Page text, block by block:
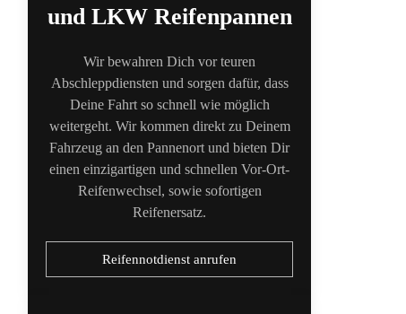
und LKW Reifenpannen
Wir bewahren Dich vor teuren
Abschleppdiensten und sorgen dafür, dass
Deine Fahrt so schnell wie möglich
weitergeht. Wir kommen direkt zu Deinem
Fahrzeug an den Pannenort und bieten Dir
einen einzigartigen und schnellen Vor-Ort-
Reifenwechsel, sowie sofortigen
Reifenersatz.
Reifennotdienst anrufen